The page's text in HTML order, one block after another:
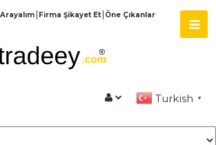
Firma Şikayet Et Öne Çıkanlar
Turkish ▼